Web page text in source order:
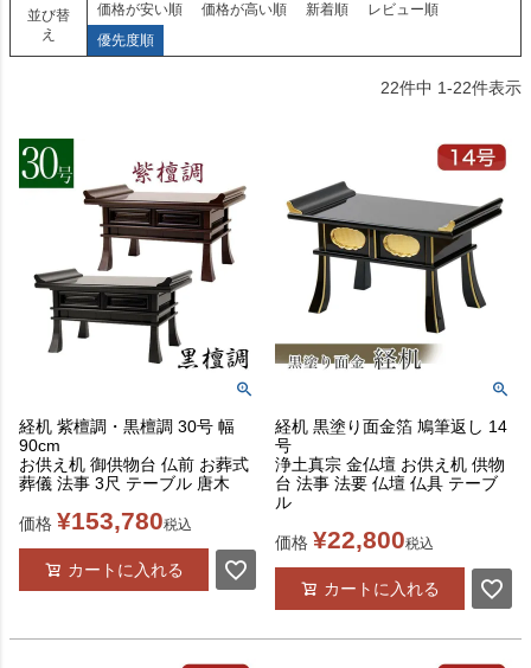
並び替
え
価格が安い順 価格が高い順 新着順
レビュー順
優先度順
22件中 1-22件表示
経机 紫檀調・黒檀調 30号 幅
90cm
お供え机 御供物台 仏前 お葬式
葬儀 法事 3尺 テーブル 唐木
価格 ¥153,780税込
カートに入れる
経机 黒塗り面金箔 鳩筆返し 14
号
浄土真宗 金仏壇 お供え机 供物
台 法事 法要 仏壇 仏具 テーブ
ル
価格 ¥22,800税込
カートに入れる